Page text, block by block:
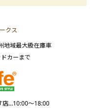
地域最大級在庫車
カーまで
店…10:00～18:00